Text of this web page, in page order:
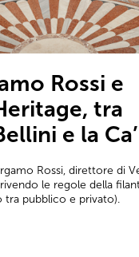
Rossi e
tra
e la
Rossi, direttore di
le regole della
tra pubblico e privato).